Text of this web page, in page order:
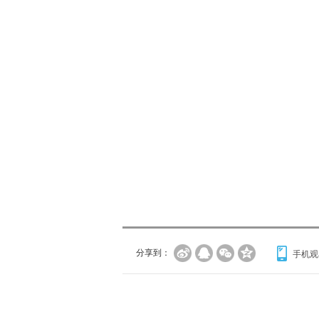
分享到： 手机